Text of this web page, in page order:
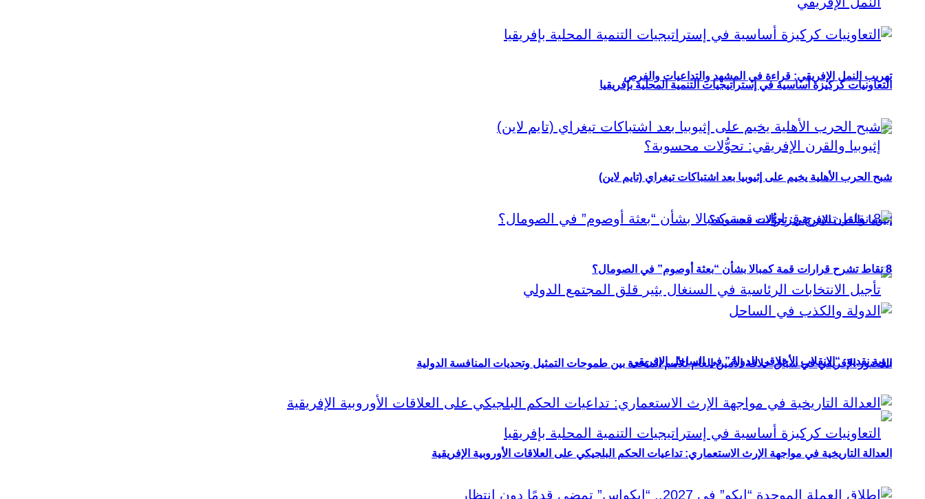
تهريب النمل الإفريقي: قراءة في المشهد والتداعيات والفرص
إثيوبيا والقرن الإفريقي: تحوُّلات محسوبة؟
الحضور الإفريقي في سباق خلافة الأمين العام للأمم المتحدة بين طموحات التمثيل وتحديات المنافسة الدولية
التعاونيات كركيزة أساسية في إستراتيجيات التنمية المحلية بإفريقيا
شبح الحرب الأهلية يخيم على إثيوبيا بعد اشتباكات تيغراي (تايم لاين)
8 نقاط تشرح قرارات قمة كمبالا بشأن “بعثة أوصوم” في الصومال؟
رؤية نقدية: “الانقلاب الأخلاقي للدولة” في الساحل الإفريقي
العدالة التاريخية في مواجهة الإرث الاستعماري: تداعيات الحكم البلجيكي على العلاقات الأوروبية الإفريقية